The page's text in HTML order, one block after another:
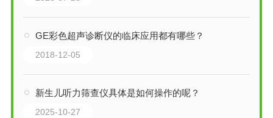
GE彩色超声诊断仪的临床应用都有哪些？
2018-12-05
新生儿听力筛查仪具体是如何操作的呢？
2025-10-27